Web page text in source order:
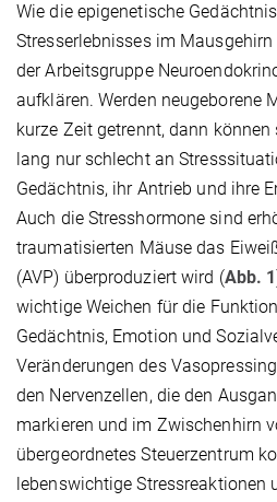
Wie die epigenetische
Stresserlebnisses im
der Arbeitsgruppe
aufklären. Werden neugeborene
kurze Zeit getrennt, dann
lang nur schlecht an
Gedächtnis, ihr Antrieb und ihre
Auch die Stresshormone sind
traumatisierten Mäuse das
(AVP) überproduziert wird (Abb. 1
wichtige Weichen für die
Gedächtnis, Emotion und
Veränderungen des
den Nervenzellen, die den
markieren und im Zwischenhirn
übergeordnetes Steuerzentrum
lebenswichtige Stressreaktionen